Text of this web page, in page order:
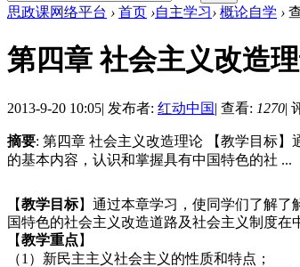
思政课网络平台 › 首页 ›自主学习› 概论自学 ›
第四章 社会主义改造
2013-9-20 10:05| 发布者: 红动中国| 查看: 1270|
摘要: 第四章 社会主义改造理论 【教学目标
的基本内容，认识和掌握具有中国特色的社 ...
【教学目标】 通过本章学习，使同学们了解了
国特色的社会主义改造道路及社会主义制度在
【教学重点 】
（1 ）新民主主义社会主义的性质和特点；